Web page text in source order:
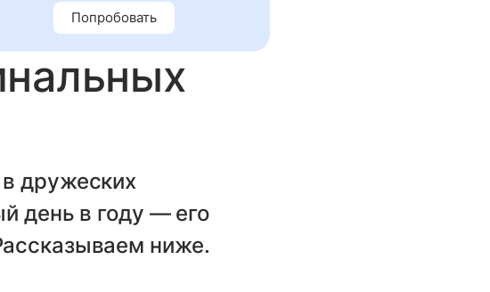
на день
дружеских
день в году — его
ниже.
Попробовать